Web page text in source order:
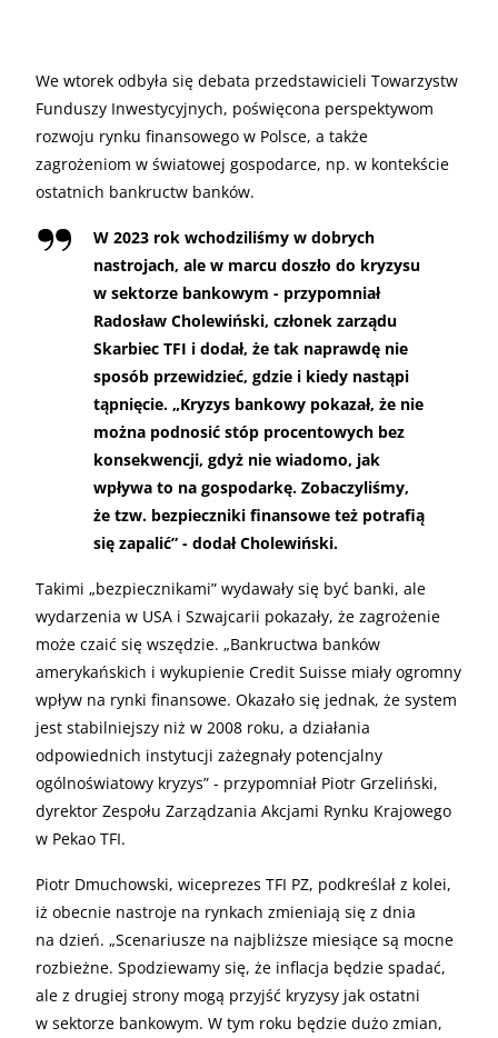
We wtorek odbyła się debata przedstawicieli Towarzystw
Funduszy Inwestycyjnych, poświęcona perspektywom
rozwoju rynku finansowego w Polsce, a także
zagrożeniom w światowej gospodarce, np. w kontekście
ostatnich bankructw banków.
W 2023 rok wchodziliśmy w dobrych
nastrojach, ale w marcu doszło do kryzysu
w sektorze bankowym - przypomniał
Radosław Cholewiński, członek zarządu
Skarbiec TFI i dodał, że tak naprawdę nie
sposób przewidzieć, gdzie i kiedy nastąpi
tąpnięcie. „Kryzys bankowy pokazał, że nie
można podnosić stóp procentowych bez
konsekwencji, gdyż nie wiadomo, jak
wpływa to na gospodarkę. Zobaczyliśmy,
że tzw. bezpieczniki finansowe też potrafią
się zapalić” - dodał Cholewiński.
Takimi „bezpiecznikami” wydawały się być banki, ale
wydarzenia w USA i Szwajcarii pokazały, że zagrożenie
może czaić się wszędzie. „Bankructwa banków
amerykańskich i wykupienie Credit Suisse miały ogromny
wpływ na rynki finansowe. Okazało się jednak, że system
jest stabilniejszy niż w 2008 roku, a działania
odpowiednich instytucji zażegnały potencjalny
ogólnoświatowy kryzys” - przypomniał Piotr Grzeliński,
dyrektor Zespołu Zarządzania Akcjami Rynku Krajowego
w Pekao TFI.
Piotr Dmuchowski, wiceprezes TFI PZ, podkreślał z kolei,
iż obecnie nastroje na rynkach zmieniają się z dnia
na dzień. „Scenariusze na najbliższe miesiące są mocne
rozbieżne. Spodziewamy się, że inflacja będzie spadać,
ale z drugiej strony mogą przyjść kryzysy jak ostatni
w sektorze bankowym. W tym roku będzie dużo zmian,